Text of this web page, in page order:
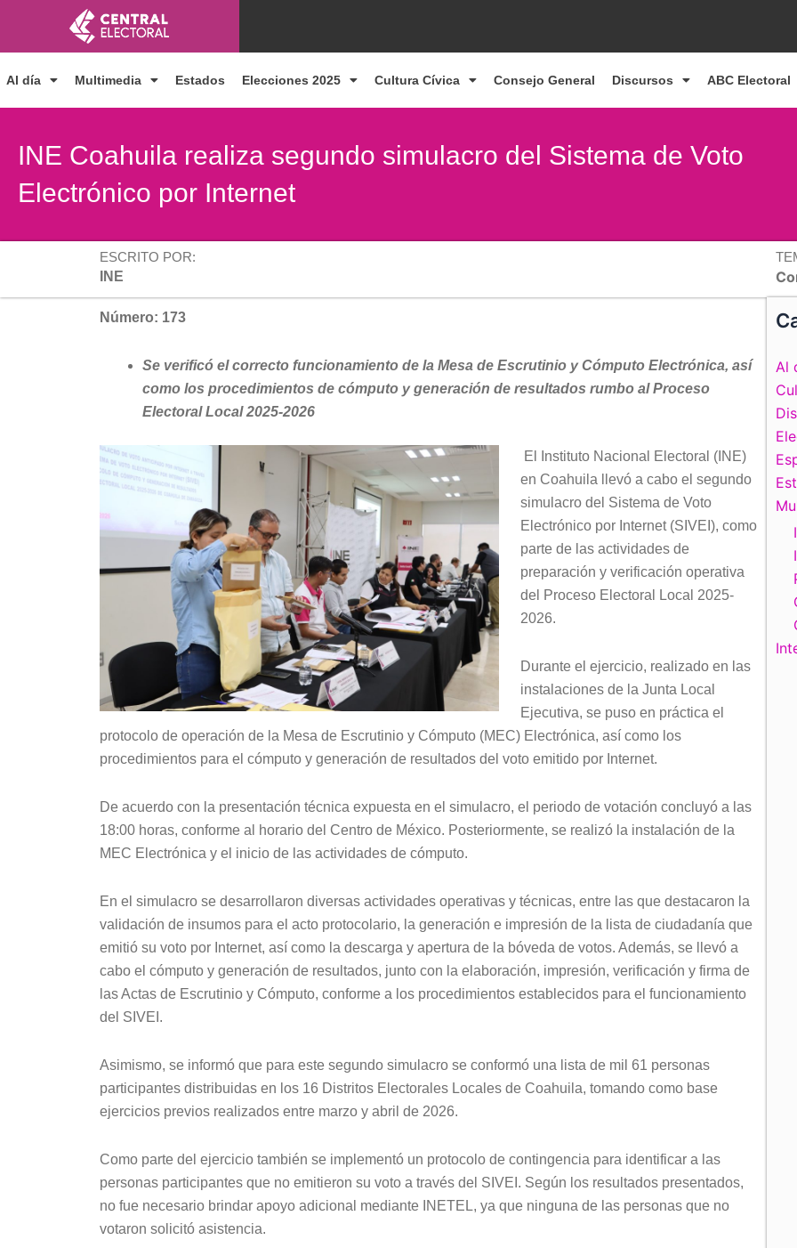
contenido
Al día Multimedia Estados Elecciones 2025 Cultura Cívica Consejo General Discursos ABC Electoral
INE Coahuila realiza segundo simulacro del Sistema de Voto
Electrónico por Internet
ESCRITO POR:
INE
Número: 173
Se verificó el correcto funcionamiento de la Mesa de Escrutinio y Cómputo Electrónica, así
como los procedimientos de cómputo y generación de resultados rumbo al Proceso
Electoral Local 2025-2026
El Instituto Nacional Electoral (INE)
en Coahuila llevó a cabo el segundo
simulacro del Sistema de Voto
Electrónico por Internet (SIVEI), como
parte de las actividades de
preparación y verificación operativa
del Proceso Electoral Local 2025-
2026.
Durante el ejercicio, realizado en las
instalaciones de la Junta Local
Ejecutiva, se puso en práctica el
protocolo de operación de la Mesa de Escrutinio y Cómputo (MEC) Electrónica, así como los
procedimientos para el cómputo y generación de resultados del voto emitido por Internet.
De acuerdo con la presentación técnica expuesta en el simulacro, el periodo de votación concluyó a las
18:00 horas, conforme al horario del Centro de México. Posteriormente, se realizó la instalación de la
MEC Electrónica y el inicio de las actividades de cómputo.
En el simulacro se desarrollaron diversas actividades operativas y técnicas, entre las que destacaron la
validación de insumos para el acto protocolario, la generación e impresión de la lista de ciudadanía que
emitió su voto por Internet, así como la descarga y apertura de la bóveda de votos. Además, se llevó a
cabo el cómputo y generación de resultados, junto con la elaboración, impresión, verificación y firma de
las Actas de Escrutinio y Cómputo, conforme a los procedimientos establecidos para el funcionamiento
del SIVEI.
Asimismo, se informó que para este segundo simulacro se conformó una lista de mil 61 personas
participantes distribuidas en los 16 Distritos Electorales Locales de Coahuila, tomando como base
ejercicios previos realizados entre marzo y abril de 2026.
Como parte del ejercicio también se implementó un protocolo de contingencia para identificar a las
personas participantes que no emitieron su voto a través del SIVEI. Según los resultados presentados,
no fue necesario brindar apoyo adicional mediante INETEL, ya que ninguna de las personas que no
votaron solicitó asistencia.
Al